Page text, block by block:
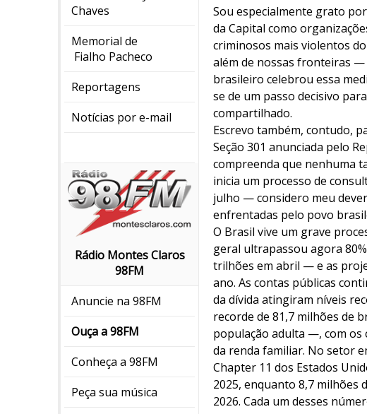
Chaves
Memorial de
Fialho Pacheco
Reportagens
Notícias por e-mail
Rádio Montes Claros
98FM
Anuncie na 98FM
Ouça a 98FM
Conheça a 98FM
Peça sua música
Sou especialmente grato
da Capital como
criminosos mais violentos
além de nossas fronteiras —
brasileiro celebrou essa
se de um passo decisivo
compartilhado.
Escrevo também, contudo,
Seção 301 anunciada pelo
compreenda que nenhuma
inicia um processo de
julho — considero meu
enfrentadas pelo povo
O Brasil vive um grave
geral ultrapassou agora
trilhões em abril — e as
ano. As contas públicas
da dívida atingiram níveis
recorde de 81,7 milhões de
população adulta —, com os
da renda familiar. No setor
Chapter 11 dos Estados
2025, enquanto 8,7 milhões
2026. Cada um desses